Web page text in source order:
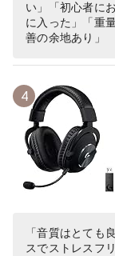
い」「初心者に
に入った」「重
善の余地あり」
4
「音質はとても
スでストレスフ